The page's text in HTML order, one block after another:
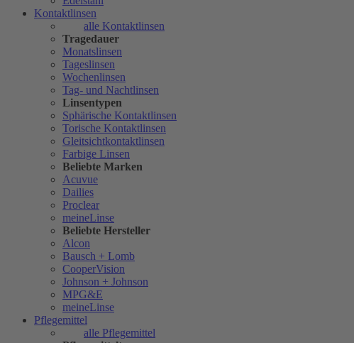
Kontaktlinsen
alle Kontaktlinsen
Tragedauer
Monatslinsen
Tageslinsen
Wochenlinsen
Tag- und Nachtlinsen
Linsentypen
Sphärische Kontaktlinsen
Torische Kontaktlinsen
Gleitsichtkontaktlinsen
Farbige Linsen
Beliebte Marken
Acuvue
Dailies
Proclear
meineLinse
Beliebte Hersteller
Alcon
Bausch + Lomb
CooperVision
Johnson + Johnson
MPG&E
meineLinse
Pflegemittel
alle Pflegemittel